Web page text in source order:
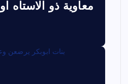
معاوية ذو الاستاه